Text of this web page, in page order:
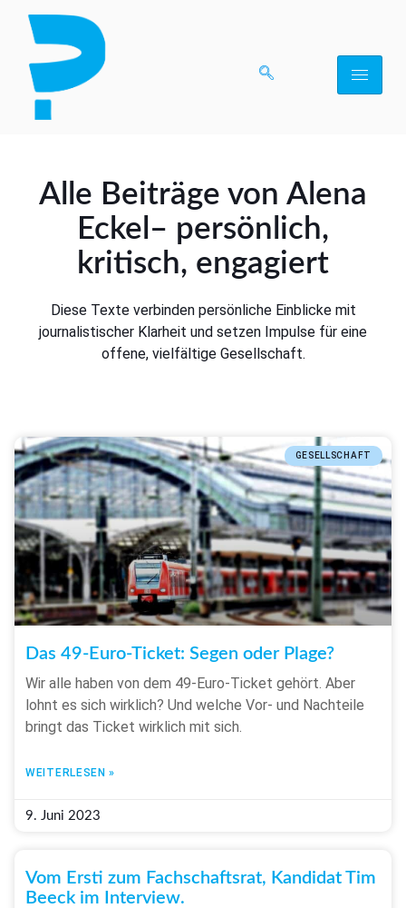
Alle Beiträge von Alena
Eckel – persönlich,
kritisch, engagiert
Diese Texte verbinden persönliche Einblicke mit
journalistischer Klarheit und setzen Impulse für eine
offene, vielfältige Gesellschaft.
GESELLSCHAFT
Das 49-Euro-Ticket: Segen oder Plage?
Wir alle haben von dem 49-Euro-Ticket gehört. Aber
lohnt es sich wirklich? Und welche Vor- und Nachteile
bringt das Ticket wirklich mit sich.
WEITERLESEN »
9. Juni 2023
Vom Ersti zum Fachschaftsrat, Kandidat Tim
Beeck im Interview.